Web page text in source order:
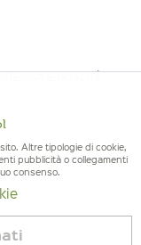
Altre tipologie di cookie,
pubblicità o collegamenti
consenso.